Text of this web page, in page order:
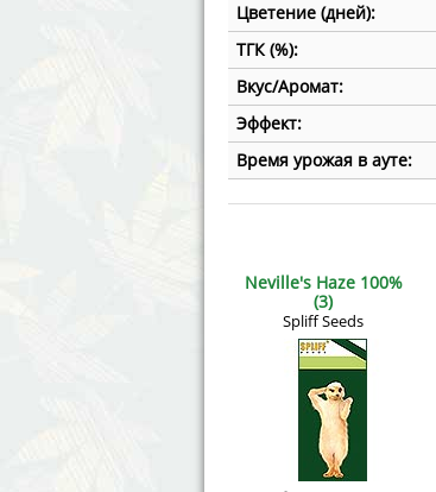
Цветение (дней):
ТГК (%):
Вкус/Аромат:
Эффект:
Время урожая в ауте:
Neville's Haze 100%
(3)
Spliff Seeds